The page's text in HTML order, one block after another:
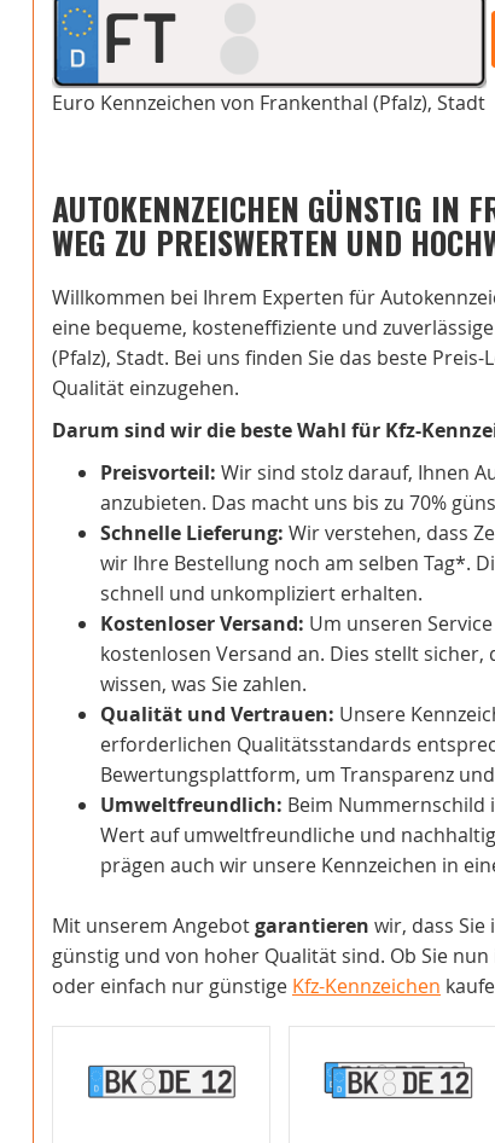
FT
Euro Kennzeichen von Frankenthal (Pfalz), Stadt
AUTOKENNZEICHEN GÜNSTIG IN
WEG ZU PREISWERTEN UND
Willkommen bei Ihrem Experten für
eine bequeme, kosteneffiziente und
(Pfalz), Stadt. Bei uns finden Sie das beste
Qualität einzugehen.
Darum sind wir die beste Wahl für Kfz-
Preisvorteil: Wir sind stolz darauf, Ihnen
anzubieten. Das macht uns bis zu 70%
Schnelle Lieferung: Wir verstehen, dass
wir Ihre Bestellung noch am selben Tag*.
schnell und unkompliziert erhalten.
Kostenloser Versand: Um unseren
kostenlosen Versand an. Dies stellt
wissen, was Sie zahlen.
Qualität und Vertrauen: Unsere
erforderlichen Qualitätsstandards
Bewertungsplattform, um Transparenz
Umweltfreundlich: Beim Nummernschild
Wert auf umweltfreundliche und
prägen auch wir unsere Kennzeichen in
Mit unserem Angebotgarantieren wir, dass Sie
günstig und von hoher Qualität sind. Ob Sie
oder einfach nur günstige Kfz-Kennzeichen